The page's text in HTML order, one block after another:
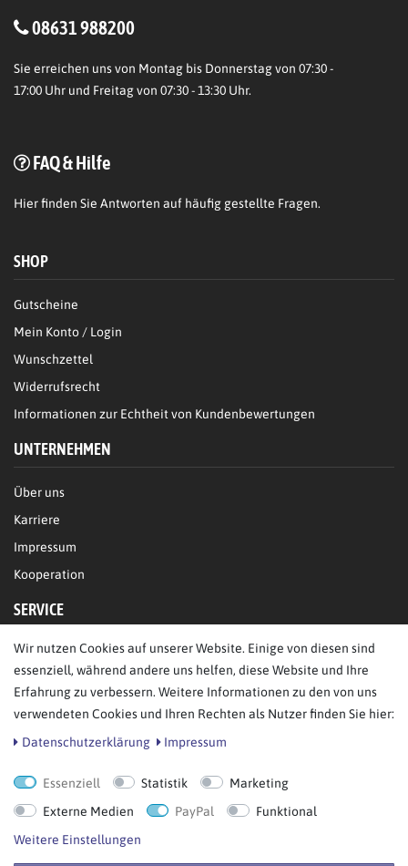
08631 988200
Sie erreichen uns von Montag bis Donnerstag von 07:30 -
17:00 Uhr und Freitag von 07:30 - 13:30 Uhr.
FAQ & Hilfe
Hierfinden Sie Antworten auf häufig gestellte Fragen.
SHOP
Gutscheine
Mein Konto / Login
Wunschzettel
Widerrufsrecht
Informationen zur Echtheit von Kundenbewertungen
UNTERNEHMEN
Über uns
Karriere
Impressum
Kooperation
SERVICE
FAQ/Hilfe
Datenschutz
AGB
Bestellung widerrufen
Wir nutzen Cookies auf unserer Website. Einige von diesen sind
essenziell, während andere uns helfen, diese Website und Ihre
Erfahrung zu verbessern. Weitere Informationen zu den von uns
verwendeten Cookies und Ihren Rechten als Nutzer finden Sie hier:
Daten­schutz­erklärung
Impressum
Essenziell Statistik
Marketing
Externe Medien
PayPal
Funktional
Weitere Einstellungen